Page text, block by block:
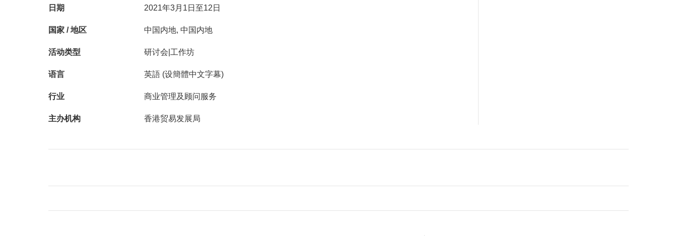
日期 2021年3月1日至12日
国家 / 地区 中国内地, 中国内地
活动类型 研讨会|工作坊
语言 英語 (设簡體中文字幕)
行业 商业管理及顾问服务
主办机构 香港贸易发展局